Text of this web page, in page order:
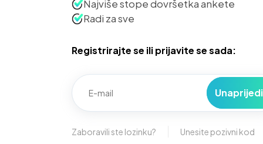
Najviše stope dovršetka ankete
Radi za sve
Registrirajte se ili prijavite se sada:
Zaboravili ste lozinku? Unesite pozivni kod